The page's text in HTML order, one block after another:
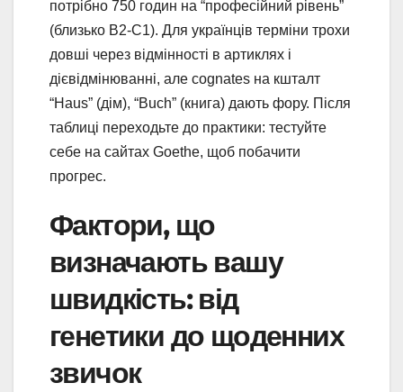
потрібно 750 годин на “професійний рівень”
(близько B2-C1). Для українців терміни трохи
довші через відмінності в артиклях і
дієвідмінюванні, але cognates на кшталт
“Haus” (дім), “Buch” (книга) дають фору. Після
таблиці переходьте до практики: тестуйте
себе на сайтах Goethe, щоб побачити
прогрес.
Фактори, що
визначають вашу
швидкість: від
генетики до щоденних
звичок